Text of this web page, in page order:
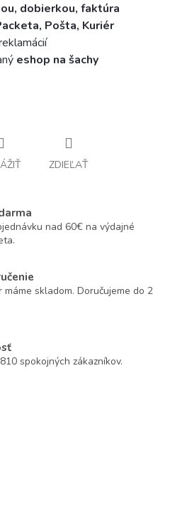
dobierkou, faktúra
Pošta, Kuriér
eshop na šachy
ZDIEĽAŤ
nad 60€ na výdajné
skladom. Doručujeme do 2
spokojných zákazníkov.